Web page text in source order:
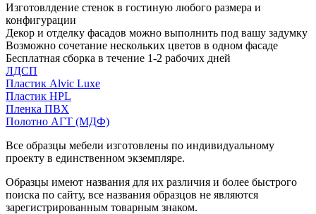
Изготовлдение стенок в гостиную любого размера и
конфигурации
Декор и отделку фасадов можно выполнить под вашу задумку
Возможно сочетание нескольких цветов в одном фасаде
Бесплатная сборка в течение 1-2 рабочих дней
ЛДСП
Пластик Alvic Luxe
Пластик HPL
Пленка ПВХ
Полотно АГТ (МДФ)
Все образцы мебели изготовлены по индивидуальному
проекту в единственном экземпляре.
Образцы имеют названия для их различия и более быстрого
поиска по сайту, все названия образцов не являются
зарегистрированным товарным знаком.